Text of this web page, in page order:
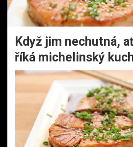
Když jim nechutná,
říká michelinský